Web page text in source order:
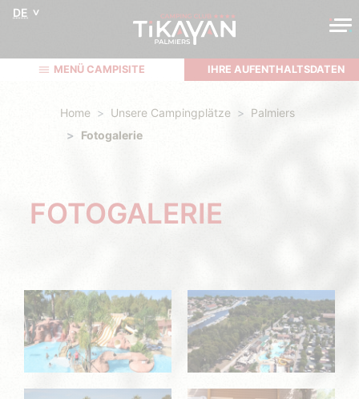
DE
MENÜ CAMPISITE IHRE AUFENTHALTSDATEN
Home Unsere Campingplätze
Palmiers
Fotogalerie
FOTOGALERIE